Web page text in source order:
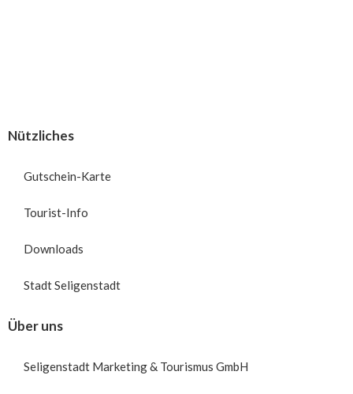
Nützliches
Gutschein-Karte
Tourist-Info
Downloads
Stadt Seligenstadt
Über uns
Seligenstadt Marketing & Tourismus GmbH